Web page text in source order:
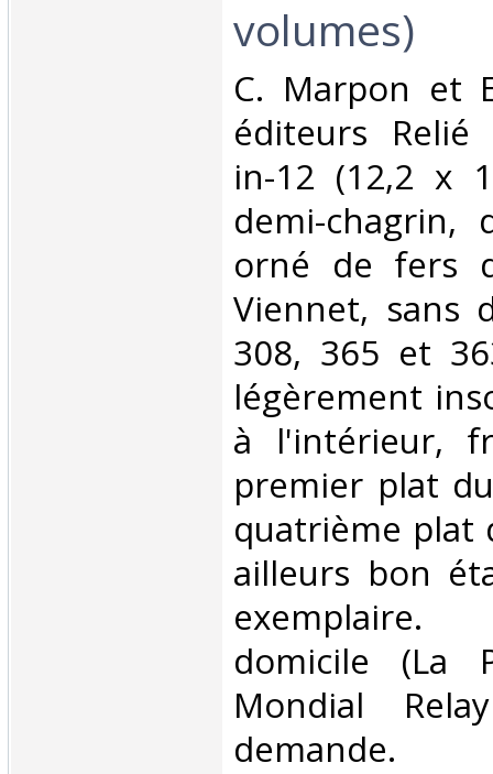
volumes)‎
‎C. Marpon et
éditeurs Relié
in-12 (12,2 x
demi-
orné de fers
Viennet, sans
308, 365 et
légèrement
à l'intérieur,
premier plat
quatrième plat
ailleurs bon
domicile (La
Mondial
demande.‎